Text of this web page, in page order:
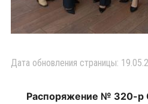
Дата обновления страницы:
Распоряжение № 320-р